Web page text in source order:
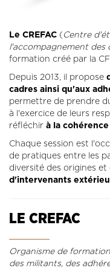
L’OBSERVATOIRE DES
Le CREFAC ( Centre
l'accompagnement des
formation créé par la
Depuis 2013, il propose
cadres ainsi qu'aux
permettre de prendre
à l'exercice de leurs
réfléchir à la
Chaque session est
de pra­tiques entre les
diversité des origines et
d'intervenants
LE CREFAC
Organisme de
des militants, des